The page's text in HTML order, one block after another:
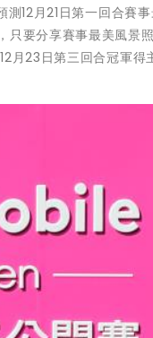
12月21日第一回合賽
要分享賽事最美風景
月23日第三回合冠軍得